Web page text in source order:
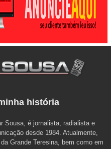
história
Sousa, é jornalista, radialista e
desde 1984. Atualmente,
Grande Teresina, bem como em